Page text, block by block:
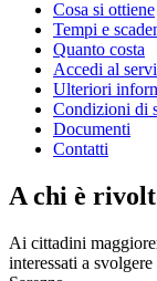
Cosa si ottiene
Tempi e
Quanto costa
Accedi al
Ulteriori
Condizioni di
Documenti
Contatti
A chi è
Ai cittadini
interessati a